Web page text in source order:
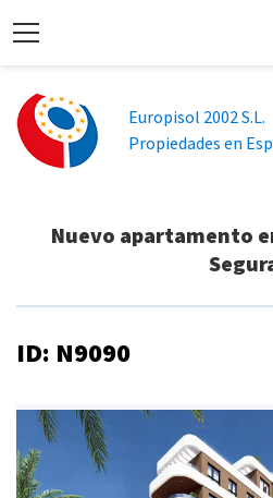
Europisol 2002 S.L.
Propiedades en
Nuevo apartamento
ID: N9090